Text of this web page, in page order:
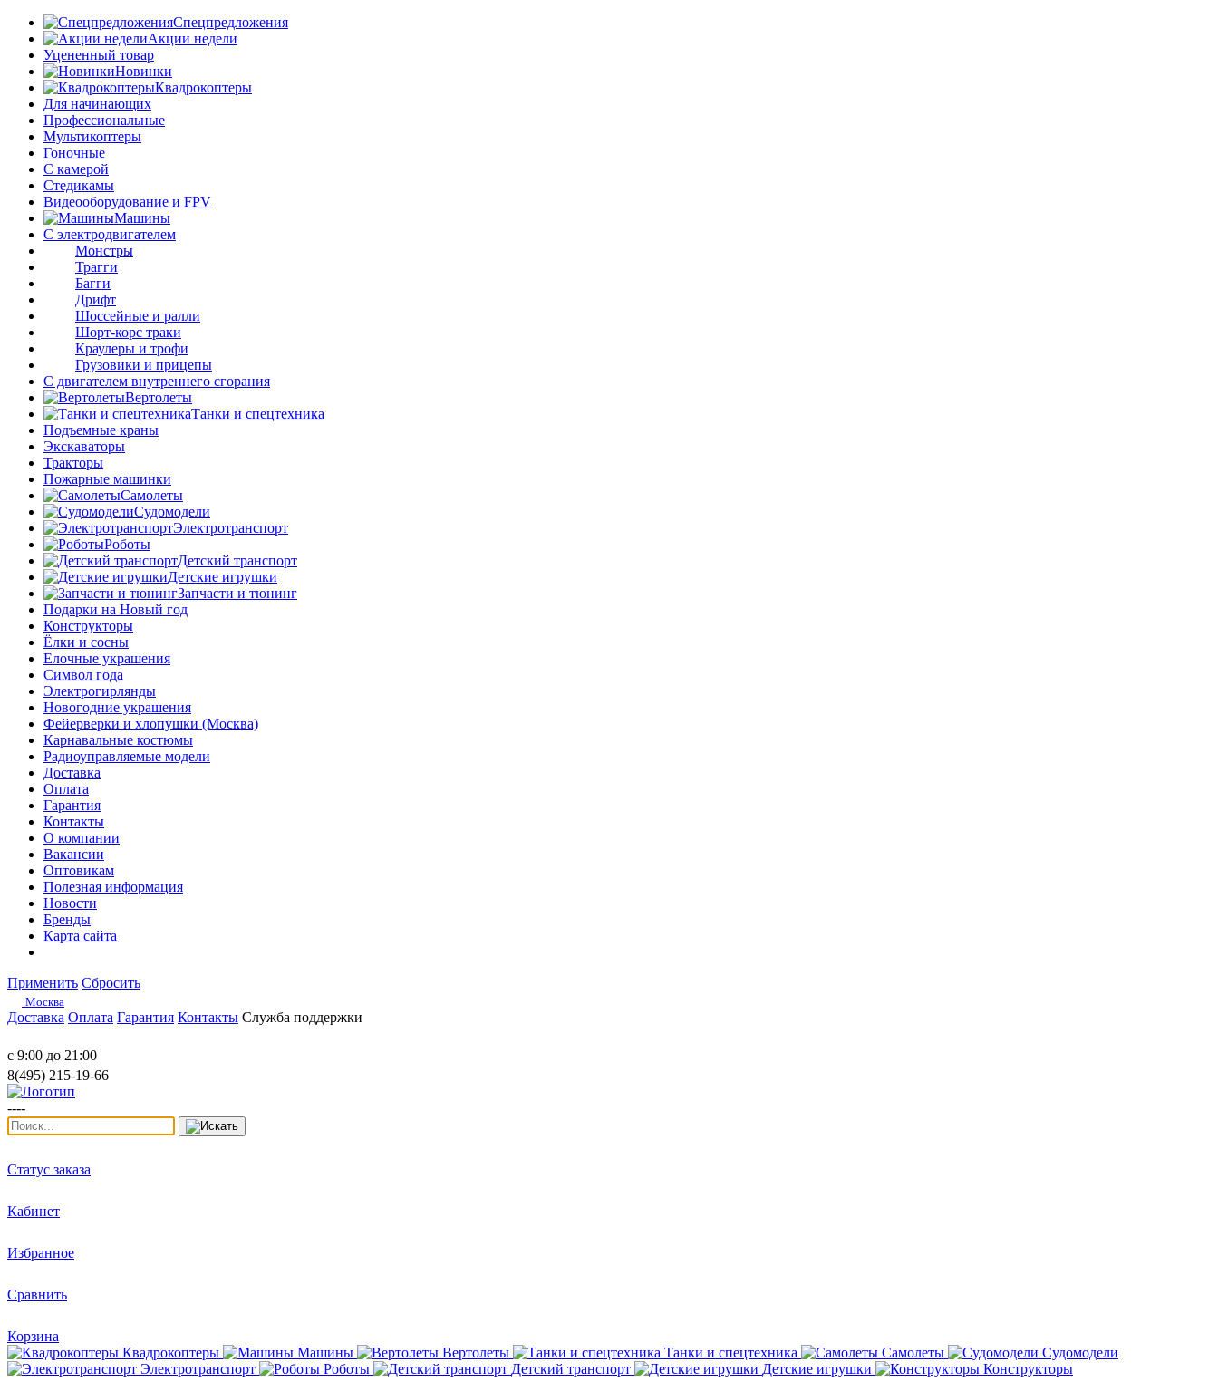
Спецпредложения
Акции недели
Уцененный товар
Новинки
Квадрокоптеры
Для начинающих
Профессиональные
Мультикоптеры
Гоночные
C камерой
Стедикамы
Видеооборудование и FPV
Машины
С электродвигателем
Монстры
Трагги
Багги
Дрифт
Шоссейные и ралли
Шорт-корс траки
Краулеры и трофи
Грузовики и прицепы
С двигателем внутреннего сгорания
Вертолеты
Танки и спецтехника
Подъемные краны
Экскаваторы
Тракторы
Пожарные машинки
Самолеты
Судомодели
Электротранспорт
Роботы
Детский транспорт
Детские игрушки
Запчасти и тюнинг
Подарки на Новый год
Конструкторы
Ёлки и сосны
Елочные украшения
Символ года
Электрогирлянды
Новогодние украшения
Фейерверки и хлопушки (Москва)
Карнавальные костюмы
Радиоуправляемые модели
Доставка
Оплата
Гарантия
Контакты
О компании
Вакансии
Оптовикам
Полезная информация
Новости
Бренды
Карта сайта
Применить Сбросить
Москва
Доставка Оплата Гарантия Контакты Служба поддержки
с 9:00 до 21:00
8(495) 215-19-66
----
Статус заказа
Кабинет
Избранное
Сравнить
Корзина
Квадрокоптеры
Машины Вертолеты Танки и спецтехника Самолеты
Судомодели
Электротранспорт
Роботы Детский транспорт Детские игрушки
Конструкторы